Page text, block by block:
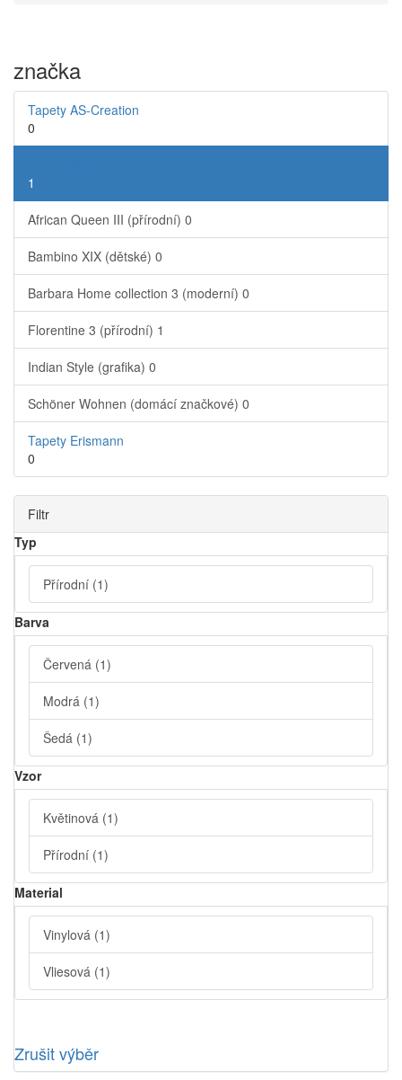
značka
Tapety AS-Creation
0
1
African Queen III (přírodní) 0
Bambino XIX (dětské) 0
Barbara Home collection 3 (moderní) 0
Florentine 3 (přírodní) 1
Indian Style (grafika) 0
Schöner Wohnen (domácí značkové) 0
Tapety Erismann
0
Filtr
Typ
Přírodní (1)
Barva
Červená (1)
Modrá (1)
Šedá (1)
Vzor
Květinová (1)
Přírodní (1)
Material
Vinylová (1)
Vliesová (1)
Zrušit výběr